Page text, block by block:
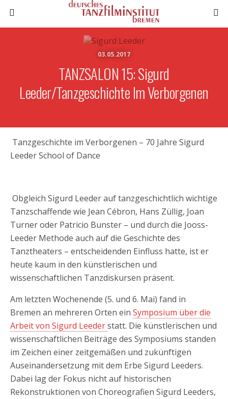
03.05.2017
TANZSALON 15: Sigurd
Leeder/Tanzgeschichte Im Verborgenen
Tanzgeschichte im Verborgenen – 70 Jahre Sigurd
Leeder School of Dance
Obgleich Sigurd Leeder auf tanzgeschichtlich wichtige
Tanzschaffende wie Jean Cébron, Hans Züllig, Joan
Turner oder Patricio Bunster – und durch die Jooss-
Leeder Methode auch auf die Geschichte des
Tanztheaters – entscheidenden Einfluss hatte, ist er
heute kaum in den künstlerischen und
wissenschaftlichen Tanzdiskursen präsent.
Am letzten Wochenende (5. und 6. Mai) fand in
Bremen an mehreren Orten ein Symposium über die
Arbeit von Sigurd Leederstatt. Die künstlerischen und
wissenschaftlichen Beiträge des Symposiums standen
im Zeichen einer zeitgemäßen und zukünftigen
Auseinandersetzung mit dem Erbe Sigurd Leeders.
Dabei lag der Fokus nicht auf historischen
Rekonstruktionen von Choreografien Sigurd Leeders,